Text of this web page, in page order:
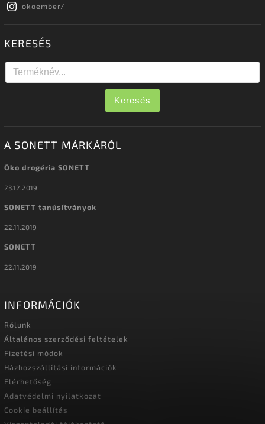
okoember/
KERESÉS
Keresés
A SONETT MÁRKÁRÓL
Öko drogéria SONETT
23.12.2019
SONETT tanúsítványok
22.11.2019
SONETT
22.11.2019
INFORMÁCIÓK
Rólunk
Általános szerződési feltételek
Fizetési módok
Házhozszállítási információk
Elérhetőség
Adatvédelmi nyilatkozat
Cookie beállítás